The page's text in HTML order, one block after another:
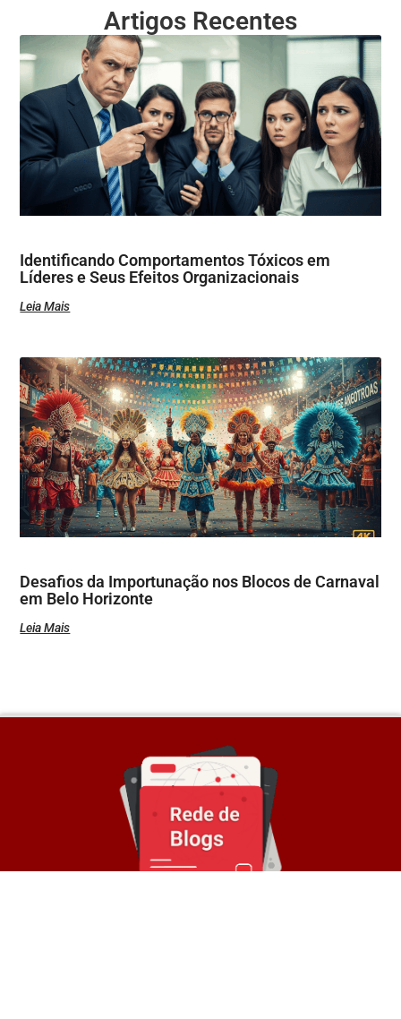
Artigos Recentes
Identificando Comportamentos Tóxicos em
Líderes e Seus Efeitos Organizacionais
Leia Mais
Desafios da Importunação nos Blocos de Carnaval
em Belo Horizonte
Leia Mais